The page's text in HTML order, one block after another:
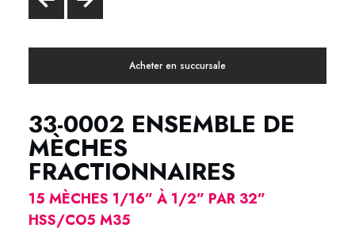
Acheter en succursale
33-0002 ENSEMBLE DE
MÈCHES
FRACTIONNAIRES
15 MÈCHES 1/16” À 1/2” PAR 32”
HSS/CO5 M35